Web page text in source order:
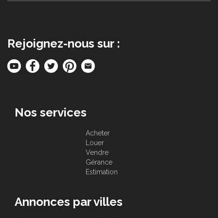
Rejoignez-nous sur :
Nos services
Acheter
Louer
Vendre
Gérance
Estimation
Annonces par villes